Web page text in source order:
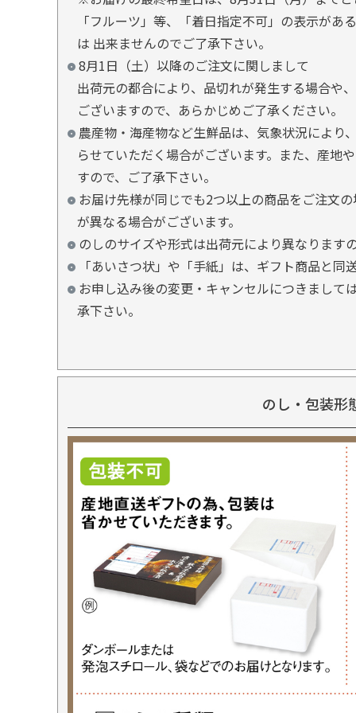
「フルーツ」等、「着日指定不可」の表示が
は 出来ませんのでご了承下さい。
8月1日（土）以降のご注文に関しまして
出荷元の都合により、品切れが発生する場合や
ございますので、あらかじめご了承ください。
農産物・海産物など生鮮品は、気象状況により
らせていただく場合がございます。また、産地
すので、ご了承下さい。
お届け先様が同じでも2つ以上の商品をご注文
が異なる場合がございます。
のしのサイズや形式は出荷元により異なります
「あいさつ状」や「手紙」は、ギフト商品と
お申し込み後の変更・キャンセルにつきまして
承下さい。
のし・包装形